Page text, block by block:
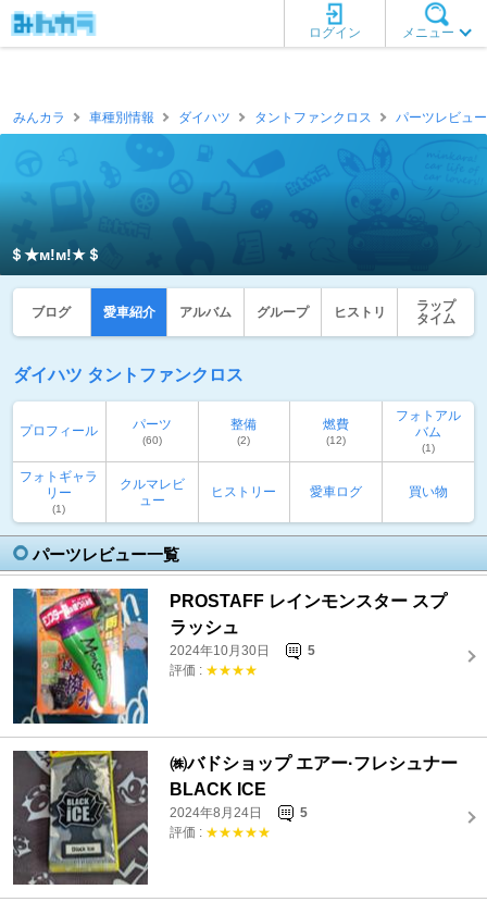
メニュー
ログイン
みんカラ 車種別情報 ダイハツ タントファンクロス パーツレビュー
＄★м!м!★＄
ブログ 愛車紹介 アルバム グループ ヒストリ
ラップ
タイム
ダイハツ タントファンクロス
プロフィール パーツ
(60)
整備
(2)
燃費
(12)
フォトアル
バム
(1)
フォトギャラ
リー
(1)
クルマレビ
ュー
ヒストリー 愛車ログ 買い物
パーツレビュー一覧
PROSTAFF レインモンスター スプ
ラッシュ
2024年10月30日
5
評価 : ★★★★
㈱バドショップ エアー·フレシュナー
BLACK ICE
2024年8月24日
5
評価 : ★★★★★